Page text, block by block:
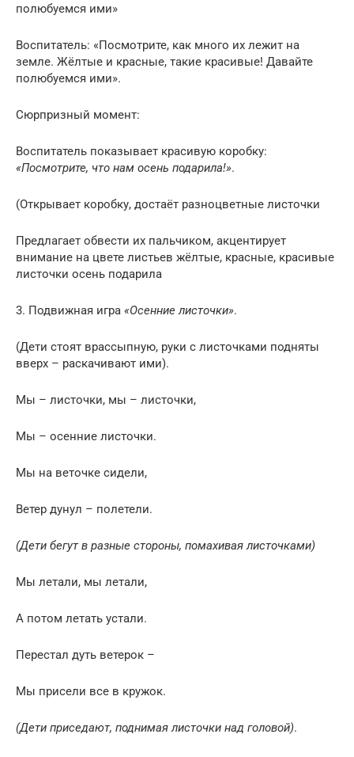
полюбуемся ими»
Воспитатель: «Посмотрите, как много их лежит на
земле. Жёлтые и красные, такие красивые! Давайте
полюбуемся ими».
Сюрпризный момент:
Воспитатель показывает красивую коробку:
«Посмотрите, что нам осень подарила!».
(Открывает коробку, достаёт разноцветные листочки
Предлагает обвести их пальчиком, акцентирует
внимание на цвете листьев жёлтые, красные, красивые
листочки осень подарила
3. Подвижная игра «Осенние листочки».
(Дети стоят врассыпную, руки с листочками подняты
вверх – раскачивают ими).
Мы – листочки, мы – листочки,
Мы – осенние листочки.
Мы на веточке сидели,
Ветер дунул – полетели.
(Дети бегут в разные стороны, помахивая листочками)
Мы летали, мы летали,
А потом летать устали.
Перестал дуть ветерок –
Мы присели все в кружок.
(Дети приседают, поднимая листочки над головой).